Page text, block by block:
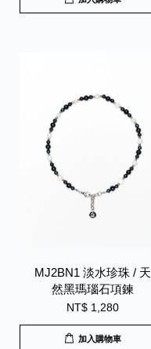
MJ2BN1 淡水珍珠 / 天
然黑瑪瑙石項鍊
NT$ 1,280
加入購物車